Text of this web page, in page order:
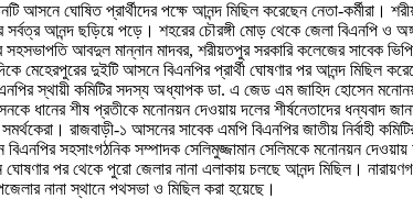
আসনে ঘোষিত প্রার্থীদের পক্ষে আনন্দ মিছিল করেছেন নেতা-
আনন্দ ছড়িয়ে পড়ে। শহরের চৌরঙ্গী মোড় থেকে জেলা বিএনপি ও
আবদুল মান্নান মাদবর, শরীয়তপুর সরকারি কলেজের সাবেক
দুইটি আসনে বিএনপির প্রার্থী ঘোষণার পর আনন্দ মিছিল
স্থায়ী কমিটির সদস্য অধ্যাপক ডা. এ জেড এম জাহিদ হোসেন
ধানের শীষ প্রতীকে মনোনয়ন দেওয়ায় দলের শীর্ষনেতাদের ধন্যবাদ
রাজবাড়ী-১ আসনের সাবেক এমপি বিএনপির জাতীয় নির্বাহী
সহসাংগঠনিক সম্পাদক সেলিমুজ্জামান সেলিমকে মনোনয়ন
পর থেকে পুরো জেলার নানা এলাকায় চলছে আনন্দ মিছিল।
নানা স্থানে পথসভা ও মিছিল করা হয়েছে।